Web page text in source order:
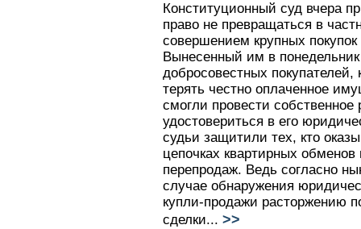
Конституционный суд вчера
право не превращаться в
совершением крупных
Вынесенный им в понедельник
добросовестных
терять честно оплаченное
смогли провести
удостовериться в его
судьи защитили тех, кто
цепочках квартирных
перепродаж. Ведь согласно
случае обнаружения
купли-продажи расторжению
сделки... >>